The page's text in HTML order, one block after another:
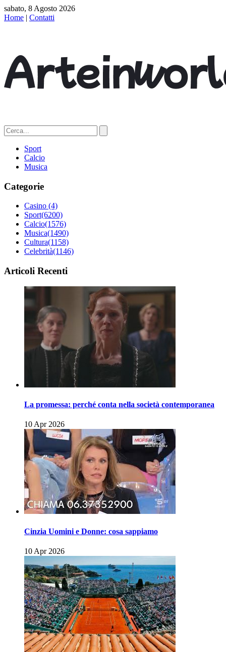
sabato, 8 Agosto 2026
Home | Contatti
Sport
Calcio
Musica
Categorie
Casino (4)
Sport(6200)
Calcio(1576)
Musica(1490)
Cultura(1158)
Celebrità(1146)
Articoli Recenti
La promessa: perché conta nella società contemporanea
10 Apr 2026
Cinzia Uomini e Donne: cosa sappiamo
10 Apr 2026